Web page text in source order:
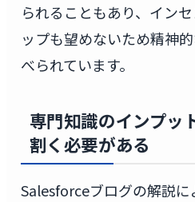
られることもあり、イン
ップも望めないため精神
べられています。
専門知識のインプッ
割く必要がある
Salesforceブログの解説に